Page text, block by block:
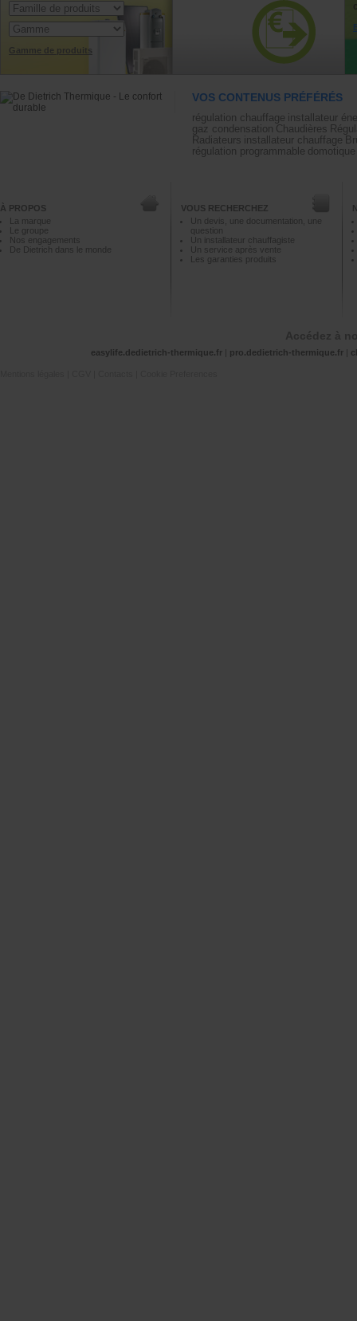
Gamme de produits
VOS CONTENUS PRÉFÉRÉS
régulation chauffage installateur
gaz condensation Chaudières
Radiateurs installateur chauffage
régulation programmable domotique
À PROPOS
La marque
Le groupe
Nos engagements
De Dietrich dans le monde
VOUS RECHERCHEZ
Un devis, une documentation, une
question
Un installateur chauffagiste
Un service après vente
Les garanties produits
easylife.dedietrich-thermique.fr | pro.dedietrich-thermique.fr |